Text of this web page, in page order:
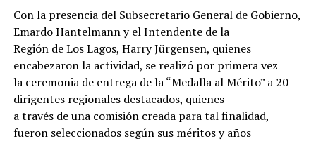
Con la presencia del Subsecretario General de Gobierno,
Emardo Hantelmann y el Intendente de la
Región de Los Lagos, Harry Jürgensen, quienes
encabezaron la actividad, se realizó por primera vez
la ceremonia de entrega de la “Medalla al Mérito” a 20
dirigentes regionales destacados, quienes
a través de una comisión creada para tal finalidad,
fueron seleccionados según sus méritos y años